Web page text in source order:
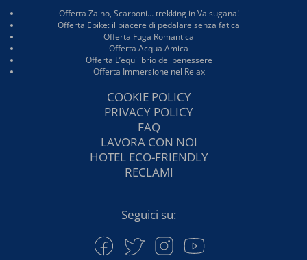
Offerta Zaino, Scarponi… trekking in Valsugana!
Offerta Ebike: il piacere di pedalare senza fatica
Offerta Fuga Romantica
Offerta Acqua Amica
Offerta L’equilibrio del benessere
Offerta Immersione nel Relax
COOKIE POLICY
PRIVACY POLICY
FAQ
LAVORA CON NOI
HOTEL ECO-FRIENDLY
RECLAMI
Seguici su: